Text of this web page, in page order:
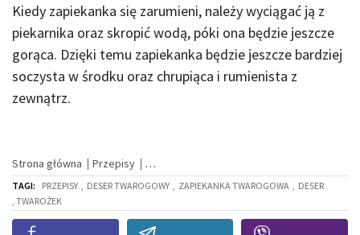
Kiedy zapiekanka się zarumieni, należy wyciągać ją z
piekarnika oraz skropić wodą, póki ona będzie jeszcze
gorąca. Dzięki temu zapiekanka będzie jeszcze bardziej
soczysta w środku oraz chrupiąca i rumienista z
zewnątrz.
Strona główna Przepisy
TAGI: PRZEPISY DESER TWAROGOWY ZAPIEKANKA TWAROGOWA
DESER
, TWAROŻEK